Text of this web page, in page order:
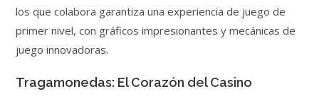
los que colabora garantiza una experiencia de juego de
primer nivel, con gráficos impresionantes y mecánicas de
juego innovadoras.
Tragamonedas: El Corazón del Casino